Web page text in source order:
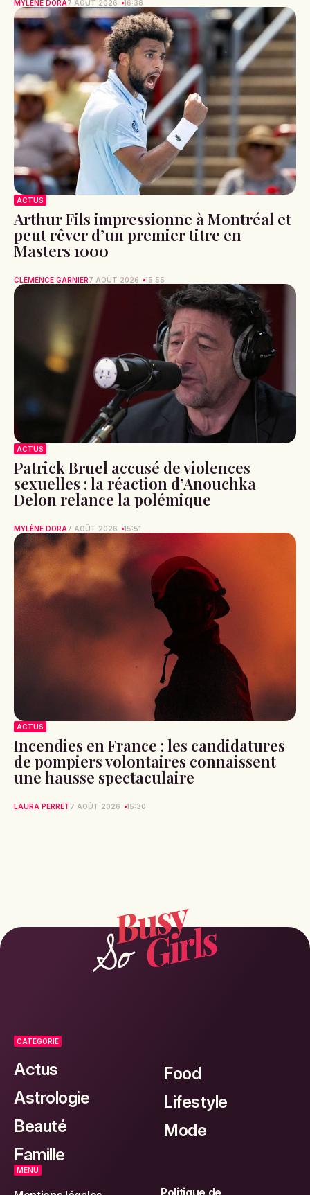
MYLÈNE DORA7 AOÛT 2026 16:38
ACTUS
Arthur Fils impressionne à Montréal et
peut rêver d’un premier titre en
Masters 1000
CLÉMENCE GARNIER7 AOÛT 2026 15:55
ACTUS
Patrick Bruel accusé de violences
sexuelles : la réaction d’Anouchka
Delon relance la polémique
MYLÈNE DORA7 AOÛT 2026 15:51
ACTUS
Incendies en France : les candidatures
de pompiers volontaires connaissent
une hausse spectaculaire
LAURA PERRET7 AOÛT 2026 15:30
CATEGORIE
Actus
Astrologie
Beauté
Famille
Food
Lifestyle
Mode
MENU